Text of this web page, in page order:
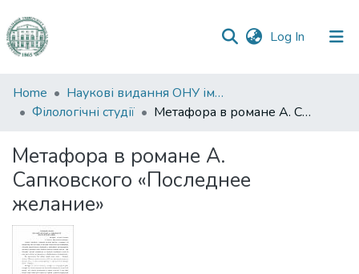
Log In (current)
Communities
&
All of DSpace
Statistics
Home
Наукові видання ОНУ імені І. І. Мечникова
Філологічні студії
Метафора в романе А. Сапковского «Последнее желание»
Метафора в романе А.
Сапковского «Последнее
желание»